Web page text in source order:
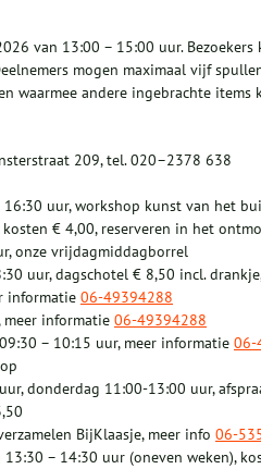
van 13:00 – 15:00 uur.
mogen maximaal vijf
waarmee andere ingebrachte
209, tel. 020–2378 638
uur, workshop kunst van het
€ 4,00, reserveren in het
onze vrijdagmiddagborrel
uur, dagschotel € 8,50 incl.
informatie 06-49394288
meer informatie 06-49394288
– 10:15 uur, meer informatie 06-
donderdag 11:00-13:00 uur,
BijKlaasje, meer info 06-
– 14:30 uur (oneven weken),